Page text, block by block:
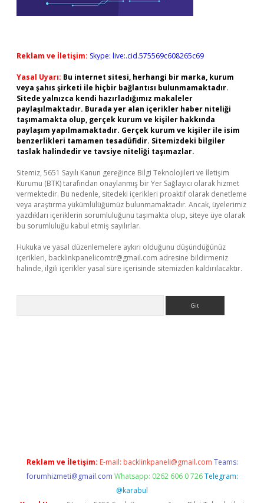
Reklam ve İletişim: Skype: live:.cid.575569c608265c69
Yasal Uyarı: Bu internet sitesi, herhangi bir marka, kurum
veya şahıs şirketi ile hiçbir bağlantısı bulunmamaktadır.
Sitede yalnızca kendi hazırladığımız makaleler
paylaşılmaktadır. Burada yer alan içerikler haber niteliği
taşımamakta olup, gerçek kurum ve kişiler hakkında
paylaşım yapılmamaktadır. Gerçek kurum ve kişiler ile isim
benzerlikleri tamamen tesadüfidir. Sitemizdeki bilgiler
taslak halindedir ve tavsiye niteliği taşımazlar.
Sitemiz, 5651 Sayılı Kanun gereğince Bilgi Teknolojileri ve İletişim
Kurumu (BTK) tarafından onaylanmış bir Yer Sağlayıcı olarak hizmet
vermektedir. Bu nedenle, sitedeki içerikleri proaktif olarak denetleme
veya araştırma yükümlülüğümüz bulunmamaktadır. Ancak, üyelerimiz
yazdıkları içeriklerin sorumluluğunu taşımakta olup, siteye üye olarak
bu sorumluluğu kabul etmiş sayılırlar.
Hukuka ve yasal düzenlemelere aykırı olduğunu düşündüğünüz
içerikleri, backlinkpanelicomtr@gmail.com adresine bildirmeniz
halinde, ilgili içerikler yasal süre içerisinde sitemizden kaldırılacaktır.
Reklam ve İletişim: E-mail: backlinkpaneli@gmail.com Teams:
forumhizmeti@gmail.com Whatsapp: 0262 606 0 726 Telegram:
@karabul